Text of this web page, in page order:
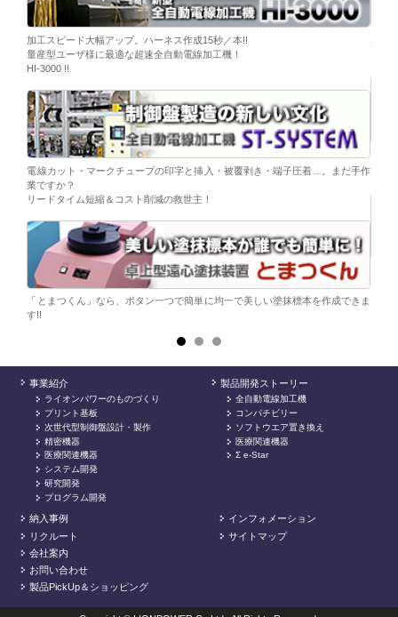
ブ挿
載。
加工スピード大幅アップ。ハーネス作成15秒／本!!
量産型ユーザ様に最適な超速全自動電線加工機！
HI-3000 !!
電線カット・マークチューブの印字と挿入・被覆剥き・端子圧着…。まだ手作
業ですか？
リードタイム短縮＆コスト削減の救世主！
「とまつくん」なら、ボタン一つで簡単に均一で美しい塗抹標本を作成できま
す!!
染色
事業紹介
ライオンパワーのものづくり
プリント基板
次世代型制御盤設計・製作
精密機器
医療関連機器
システム開発
研究開発
プログラム開発
製品開発ストーリー
全自動電線加工機
コンパチビリー
ソフトウエア置き換え
医療関連機器
Σ e-Star
納入事例
リクルート
会社案内
お問い合わせ
製品PickUp＆ショッピング
インフォメーション
サイトマップ